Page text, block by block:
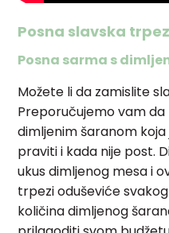
Posna slavska
Posna sarma s
Možete li da zamislite
Preporučujemo vam
dimljenim šaranom
praviti i kada nije post.
ukus dimljenog mesa i
trpezi oduševiće
količina dimljenog